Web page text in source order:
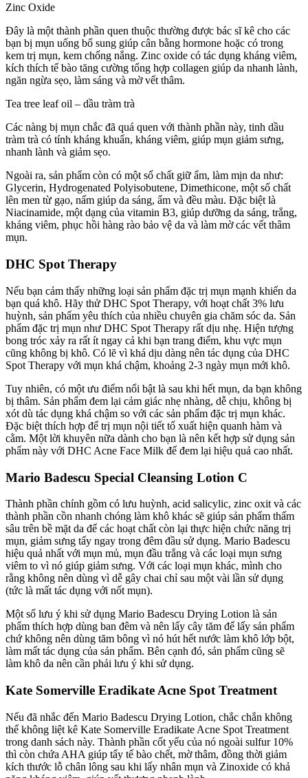
Zinc Oxide
Đây là một thành phần quen thuộc thường được bác sĩ kê cho các
bạn bị mụn uống bổ sung giúp cân bằng hormone hoặc có trong
kem trị mụn, kem chống nắng. Zinc oxide có tác dụng kháng viêm,
kích thích tế bào tăng cường tổng hợp collagen giúp da nhanh lành,
ngăn ngừa sẹo, làm sáng và mờ vết thâm.
Tea tree leaf oil – dầu tràm trà
Các nàng bị mụn chắc đã quá quen với thành phần này, tinh dầu
tràm trà có tính kháng khuẩn, kháng viêm, giúp mụn giảm sưng,
nhanh lành và giảm sẹo.
Ngoài ra, sản phẩm còn có một số chất giữ ẩm, làm mịn da như:
Glycerin, Hydrogenated Polyisobutene, Dimethicone, một số chất
lên men từ gạo, nấm giúp da sáng, ẩm và đều màu. Đặc biệt là
Niacinamide, một dạng của vitamin B3, giúp dưỡng da sáng, trắng,
kháng viêm, phục hồi hàng rào bảo vệ da và làm mờ các vết thâm
mụn.
DHC Spot Therapy
Nếu bạn cảm thấy những loại sản phẩm đặc trị mụn mạnh khiến da
bạn quá khô. Hãy thử DHC Spot Therapy, với hoạt chất 3% lưu
huỳnh, sản phẩm yêu thích của nhiều chuyên gia chăm sóc da. Sản
phẩm đặc trị mụn như DHC Spot Therapy rất dịu nhẹ. Hiện tượng
bong tróc xảy ra rất ít ngay cả khi bạn trang điểm, khu vực mụn
cũng không bị khô. Có lẽ vì khá dịu dàng nên tác dụng của DHC
Spot Therapy với mụn khá chậm, khoảng 2-3 ngày mụn mới khô.
Tuy nhiên, có một ưu điểm nổi bật là sau khi hết mụn, da bạn không
bị thâm. Sản phẩm đem lại cảm giác nhẹ nhàng, dễ chịu, không bị
xót dù tác dụng khá chậm so với các sản phẩm đặc trị mụn khác.
Đặc biệt thích hợp để trị mụn nội tiết tố xuất hiện quanh hàm và
cằm. Một lời khuyên nữa dành cho bạn là nên kết hợp sử dụng sản
phẩm này với DHC Acne Face Milk để đem lại hiệu quả cao nhất.
Mario Badescu Special Cleansing Lotion C
Thành phần chính gồm có lưu huỳnh, acid salicylic, zinc oxit và các
thành phần cồn nhanh chóng làm khô khác sẽ giúp sản phẩm thấm
sâu trên bề mặt da để các hoạt chất còn lại thực hiện chức năng trị
mụn, giảm sưng tấy ngay trong đêm đầu sử dụng. Mario Badescu
hiệu quả nhất với mụn mủ, mụn đầu trắng và các loại mụn sưng
viêm to vì nó giúp giảm sưng. Với các loại mụn khác, mình cho
rằng không nên dùng vì dễ gây chai chỉ sau một vài lần sử dụng
(tức là mất tác dụng với nốt mụn).
Một số lưu ý khi sử dụng Mario Badescu Drying Lotion là sản
phẩm thích hợp dùng ban đêm và nên lấy cây tăm để lấy sản phẩm
chứ không nên dùng tăm bông vì nó hút hết nước làm khô lớp bột,
làm mất tác dụng của sản phẩm. Bên cạnh đó, sản phẩm cũng sẽ
làm khô da nên cần phải lưu ý khi sử dụng.
Kate Somerville Eradikate Acne Spot Treatment
Nếu đã nhắc đến Mario Badescu Drying Lotion, chắc chắn không
thể không liệt kê Kate Somerville Eradikate Acne Spot Treatment
trong danh sách này. Thành phần cốt yếu của nó ngoài sulfur 10%
thì còn chứa AHA giúp tẩy tế bào chết, mờ thâm, đồng thời giảm
kích thước lỗ chân lông sau khi lấy nhân mụn và Zinoxide có khả